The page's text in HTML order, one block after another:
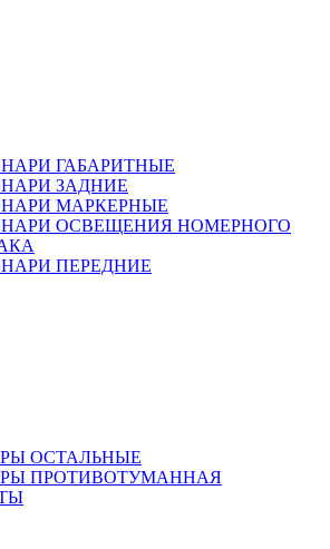
ГАБАРИТНЫЕ
ЗАДНИЕ
МАРКЕРНЫЕ
ОСВЕЩЕНИЯ НОМЕРНОГО
ПЕРЕДНИЕ
ОСТАЛЬНЫЕ
ПРОТИВОТУМАННАЯ